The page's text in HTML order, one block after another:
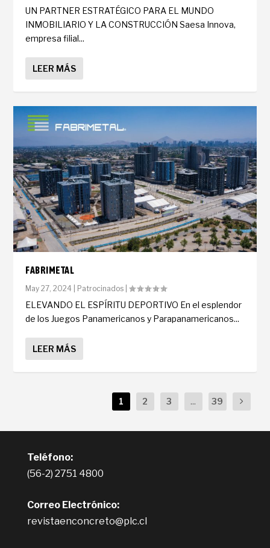
UN PARTNER ESTRATÉGICO PARA EL MUNDO
INMOBILIARIO Y LA CONSTRUCCIÓN Saesa Innova,
empresa filial...
LEER MÁS
FABRIMETAL
May 27, 2024 Patrocinados |
ELEVANDO EL ESPÍRITU DEPORTIVO En el esplendor
de los Juegos Panamericanos y Parapanamericanos...
LEER MÁS
1 2 3 ... 39
Teléfono:
(56-2) 2751 4800
Correo Electrónico:
revistaenconcreto@plc.cl